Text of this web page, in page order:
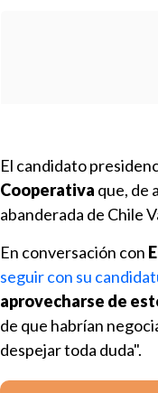
El candidato
Cooperativa que, de
abanderada de Chile
En conversación con
seguir con su
aprovecharse de
de que habrían
despejar toda duda".